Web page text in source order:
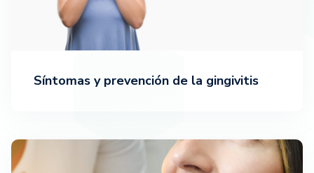
Síntomas y prevención de la gingivitis